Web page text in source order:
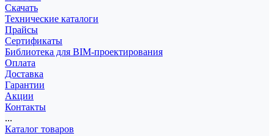
Скачать
Технические каталоги
Прайсы
Сертификаты
Библиотека для BIM-проектирования
Оплата
Доставка
Гарантии
Акции
Контакты
...
Каталог товаров